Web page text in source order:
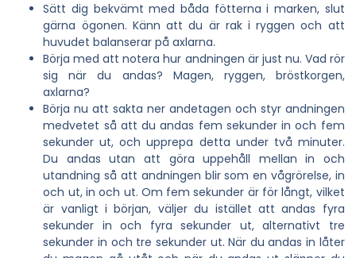
Sätt dig bekvämt med båda fötterna i marken, slut
gärna ögonen. Känn att du är rak i ryggen och att
huvudet balanserar på axlarna.
Börja med att notera hur andningen är just nu. Vad rör
sig när du andas? Magen, ryggen, bröstkorgen,
axlarna?
Börja nu att sakta ner andetagen och styr andningen
medvetet så att du andas fem sekunder in och fem
sekunder ut, och upprepa detta under två minuter.
Du andas utan att göra uppehåll mellan in och
utandning så att andningen blir som en vågrörelse, in
och ut, in och ut. Om fem sekunder är för långt, vilket
är vanligt i början, väljer du istället att andas fyra
sekunder in och fyra sekunder ut, alternativt tre
sekunder in och tre sekunder ut. När du andas in låter